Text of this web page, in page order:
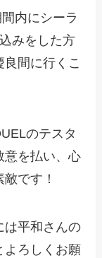
内にシーラ
みをした方
間に行くこ
のテスタ
意を払い、心
敵です！
平和さんの
よろしくお願